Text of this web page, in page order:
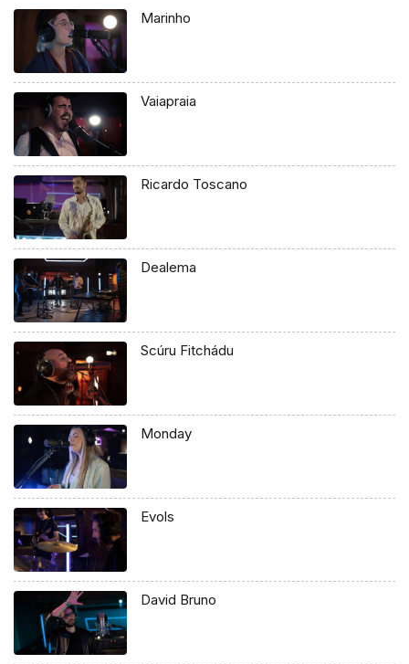
Marinho
Vaiapraia
Ricardo Toscano
Dealema
Scúru Fitchádu
Monday
Evols
David Bruno